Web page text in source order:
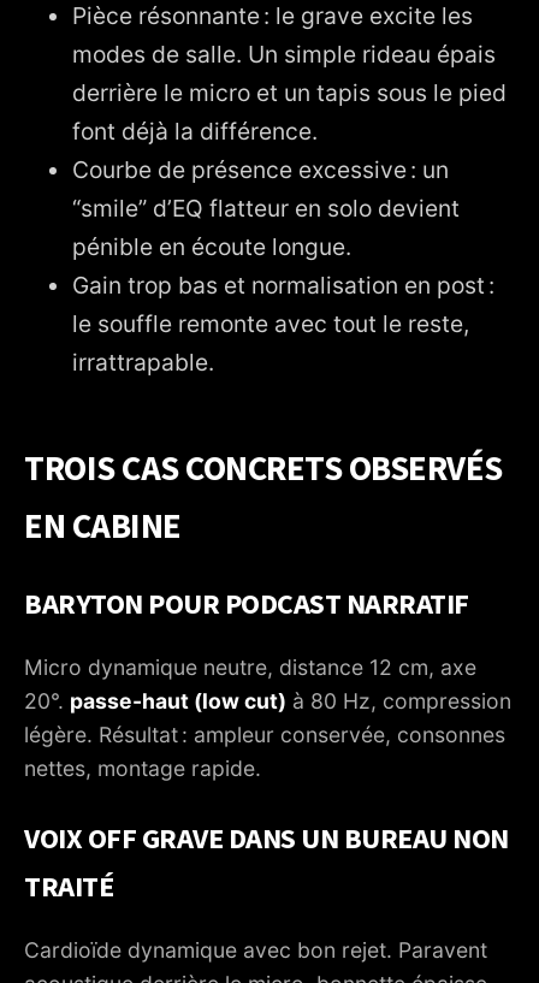
Pièce résonnante : le grave excite les
modes de salle. Un simple rideau épais
derrière le micro et un tapis sous le pied
font déjà la différence.
Courbe de présence excessive : un
“smile” d’EQ flatteur en solo devient
pénible en écoute longue.
Gain trop bas et normalisation en post :
le souffle remonte avec tout le reste,
irrattrapable.
TROIS CAS CONCRETS OBSERVÉS
EN CABINE
BARYTON POUR PODCAST NARRATIF
Micro dynamique neutre, distance 12 cm, axe
20°. passe-haut (low cut) à 80 Hz, compression
légère. Résultat : ampleur conservée, consonnes
nettes, montage rapide.
VOIX OFF GRAVE DANS UN BUREAU NON
TRAITÉ
Cardioïde dynamique avec bon rejet. Paravent